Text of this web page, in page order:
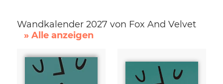
Wandkalender 2027 von Fox And Velvet
» Alle anzeigen